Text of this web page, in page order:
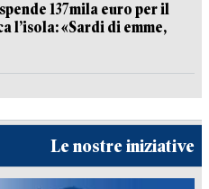
137mila euro per il
l’isola: «Sardi di emme,
Le nostre iniziative